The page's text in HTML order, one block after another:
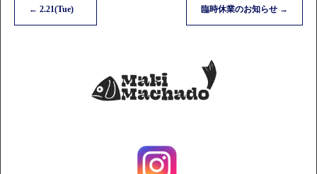
← 2.21(Tue) 臨時休業のお知らせ →